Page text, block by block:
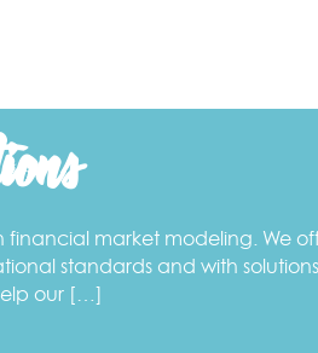
market modeling. We
standards and with
our […]